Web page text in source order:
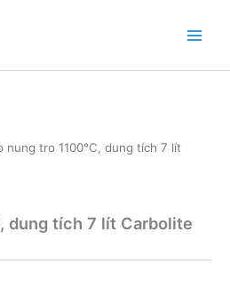
nung tro 1100°C, dung tích 7 lít
dung tích 7 lít Carbolite